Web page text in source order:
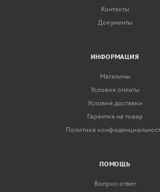
Контакты
Документы
ИНФОРМАЦИЯ
Магазины
Условия оплаты
Условия доставки
Гарантия на товар
Политика
ПОМОЩЬ
Вопрос-ответ